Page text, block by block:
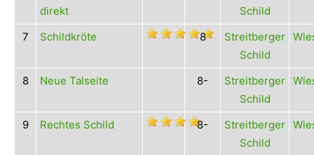
direkt
Schild
7 Schildkröte 8
Streitberger
Schild
8 Neue Talseite 8-
Streitberger
Schild
9 Rechtes Schild 8-
Streitberger
Schild